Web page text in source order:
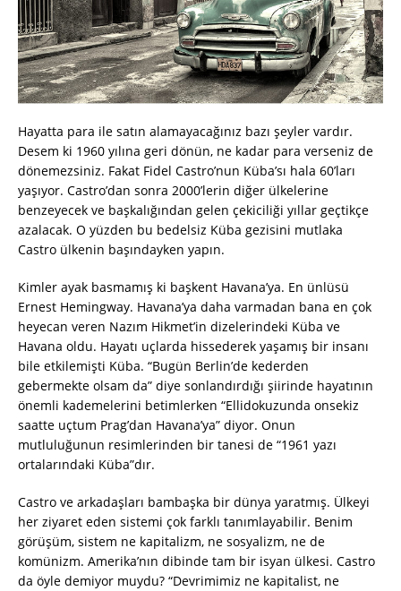
Hayatta para ile satın alamayacağınız bazı şeyler vardır.
Desem ki 1960 yılına geri dönün, ne kadar para verseniz de
dönemezsiniz. Fakat Fidel Castro’nun Küba’sı hala 60’ları
yaşıyor. Castro’dan sonra 2000’lerin diğer ülkelerine
benzeyecek ve başkalığından gelen çekiciliği yıllar geçtikçe
azalacak. O yüzden bu bedelsiz Küba gezisini mutlaka
Castro ülkenin başındayken yapın.
Kimler ayak basmamış ki başkent Havana’ya. En ünlüsü
Ernest Hemingway. Havana’ya daha varmadan bana en çok
heyecan veren Nazım Hikmet’in dizelerindeki Küba ve
Havana oldu. Hayatı uçlarda hissederek yaşamış bir insanı
bile etkilemişti Küba. “Bugün Berlin’de kederden
gebermekte olsam da” diye sonlandırdığı şiirinde hayatının
önemli kademelerini betimlerken “Ellidokuzunda onsekiz
saatte uçtum Prag’dan Havana’ya” diyor. Onun
mutluluğunun resimlerinden bir tanesi de “1961 yazı
ortalarındaki Küba”dır.
Castro ve arkadaşları bambaşka bir dünya yaratmış. Ülkeyi
her ziyaret eden sistemi çok farklı tanımlayabilir. Benim
görüşüm, sistem ne kapitalizm, ne sosyalizm, ne de
komünizm. Amerika’nın dibinde tam bir isyan ülkesi. Castro
da öyle demiyor muydu? “Devrimimiz ne kapitalist, ne